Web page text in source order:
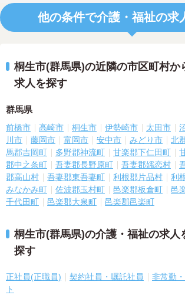
他の条件で介護・福祉の求
桐生市(群馬県)の近隣の市区町村か
求人を探す
群馬県
前橋市 高崎市 桐生市 伊勢崎市 太田市
川市
藤岡市 富岡市 安中市 みどり市 北
馬郡吉岡町
多野郡神流町 甘楽郡下仁田町
郡中之条町
吾妻郡長野原町 吾妻郡嬬恋村
郡高山村
吾妻郡東吾妻町 利根郡片品村 利
みなかみ町
佐波郡玉村町 邑楽郡板倉町 邑
千代田町
邑楽郡大泉町 邑楽郡邑楽町
桐生市(群馬県)の介護・福祉の求人
探す
正社員(正職員) 契約社員・嘱託社員
非常勤
ト